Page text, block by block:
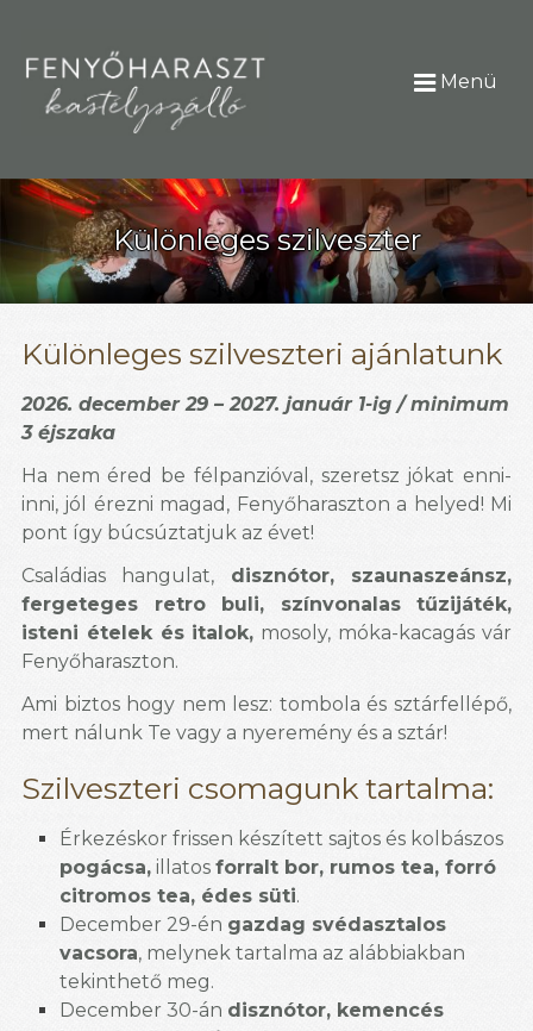
Menü
Különleges szilveszter
Különleges szilveszteri ajánlatunk
2026. december 29 – 2027. január 1-ig / minimum
3 éjszaka
Ha nem éred be félpanzióval, szeretsz jókat enni-
inni, jól érezni magad, Fenyőharaszton a helyed! Mi
pont így búcsúztatjuk az évet!
Családias hangulat, disznótor, szaunaszeánsz,
fergeteges retro buli, színvonalas tűzijáték,
isteni ételek és italok, mosoly, móka-kacagás vár
Fenyőharaszton.
Ami biztos hogy nem lesz: tombola és sztárfellépő,
mert nálunk Te vagy a nyeremény és a sztár!
Szilveszteri csomagunk tartalma:
Érkezéskor frissen készített sajtos és kolbászos
pogácsa, illatos forralt bor, rumos tea, forró
citromos tea, édes süti.
December 29-én gazdag svédasztalos
vacsora, melynek tartalma az alábbiakban
tekinthető meg.
December 30-án disznótor, kemencés